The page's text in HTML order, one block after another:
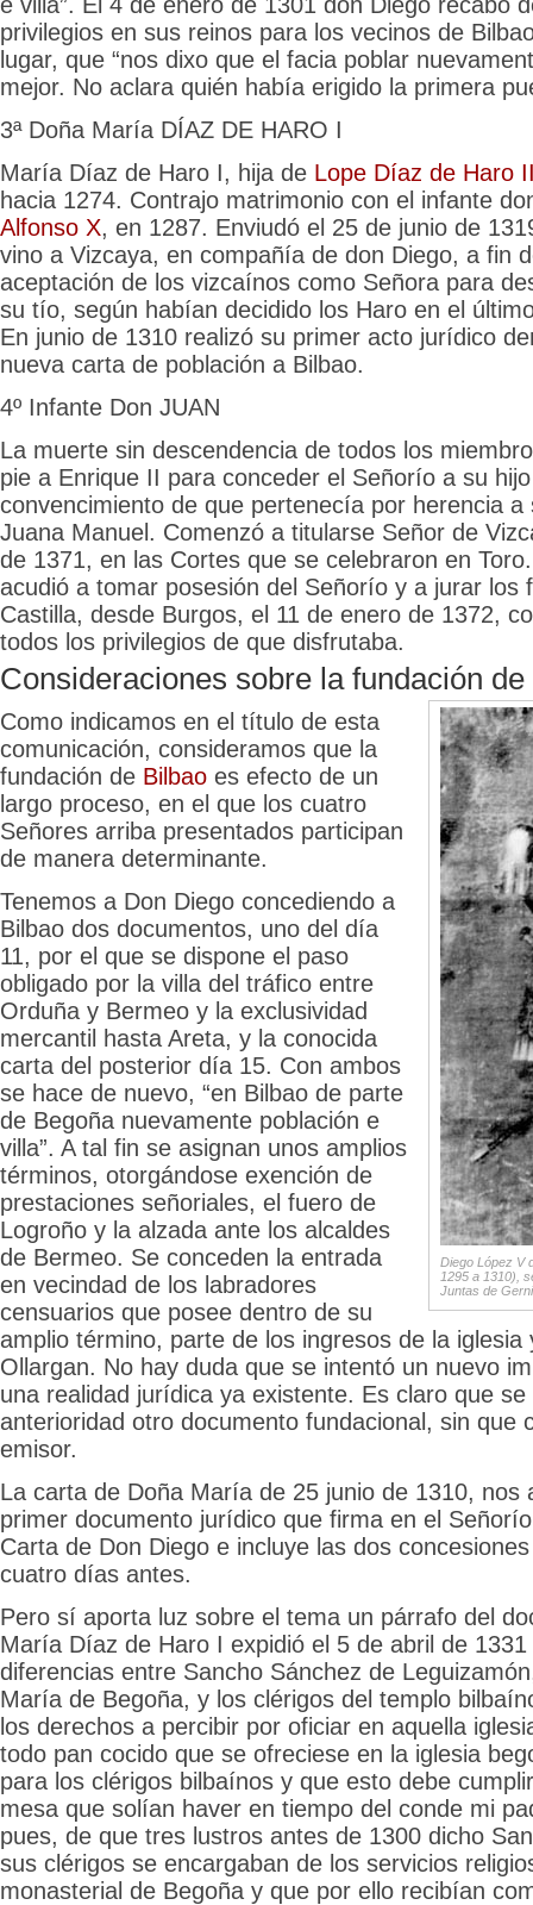
privilegios en sus reinos para los vecinos de
lugar, que “nos dixo que el facia poblar
mejor. No aclara quién había erigido la primera
3ª Doña María DÍAZ DE HARO I
María Díaz de Haro I, hija de Lope Díaz de Haro
hacia 1274. Contrajo matrimonio con el infante
Alfonso X, en 1287. Enviudó el 25 de junio de
vino a Vizcaya, en compañía de don Diego, a fin
aceptación de los vizcaínos como Señora para
su tío, según habían decidido los Haro en el
En junio de 1310 realizó su primer acto jurídico
nueva carta de población a Bilbao.
4º Infante Don JUAN
La muerte sin descendencia de todos los
pie a Enrique II para conceder el Señorío a su
convencimiento de que pertenecía por herencia a
Juana Manuel. Comenzó a titularse Señor de
de 1371, en las Cortes que se celebraron en
acudió a tomar posesión del Señorío y a jurar los
Castilla, desde Burgos, el 11 de enero de 1372,
todos los privilegios de que disfrutaba.
Consideraciones sobre la fundación
Diego López V
1295 a 1310),
Juntas de
Como indicamos en el título de esta
comunicación, consideramos que la
fundación de Bilbao es efecto de un
largo proceso, en el que los cuatro
Señores arriba presentados participan
de manera determinante.
Tenemos a Don Diego concediendo a
Bilbao dos documentos, uno del día
11, por el que se dispone el paso
obligado por la villa del tráfico entre
Orduña y Bermeo y la exclusividad
mercantil hasta Areta, y la conocida
carta del posterior día 15. Con ambos
se hace de nuevo, “en Bilbao de parte
de Begoña nuevamente población e
villa”. A tal fin se asignan unos amplios
términos, otorgándose exención de
prestaciones señoriales, el fuero de
Logroño y la alzada ante los alcaldes
de Bermeo. Se conceden la entrada
en vecindad de los labradores
censuarios que posee dentro de su
amplio término, parte de los ingresos de la iglesia
Ollargan. No hay duda que se intentó un nuevo
una realidad jurídica ya existente. Es claro que
anterioridad otro documento fundacional, sin que
emisor.
La carta de Doña María de 25 junio de 1310, nos
primer documento jurídico que firma en el
Carta de Don Diego e incluye las dos
cuatro días antes.
Pero sí aporta luz sobre el tema un párrafo del
María Díaz de Haro I expidió el 5 de abril de
diferencias entre Sancho Sánchez de
María de Begoña, y los clérigos del templo
los derechos a percibir por oficiar en aquella
todo pan cocido que se ofreciese en la iglesia
para los clérigos bilbaínos y que esto debe
mesa que solían haver en tiempo del conde mi
pues, de que tres lustros antes de 1300 dicho
sus clérigos se encargaban de los servicios
monasterial de Begoña y que por ello recibían